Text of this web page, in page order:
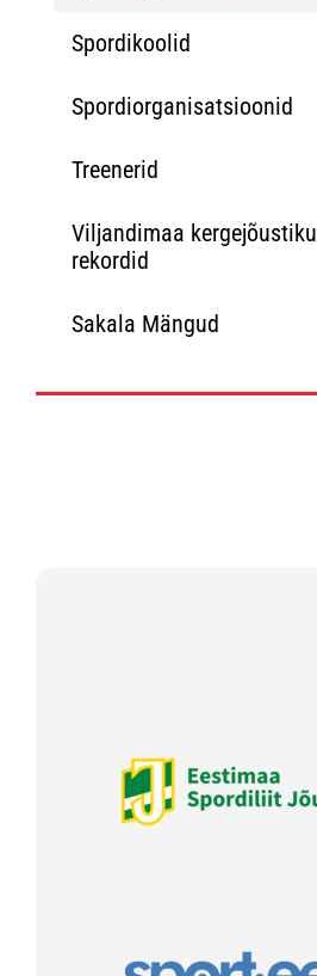
Spordikoolid
Spordiorganisatsioonid
Treenerid
Viljandimaa kergejõustiku
rekordid
Sakala Mängud